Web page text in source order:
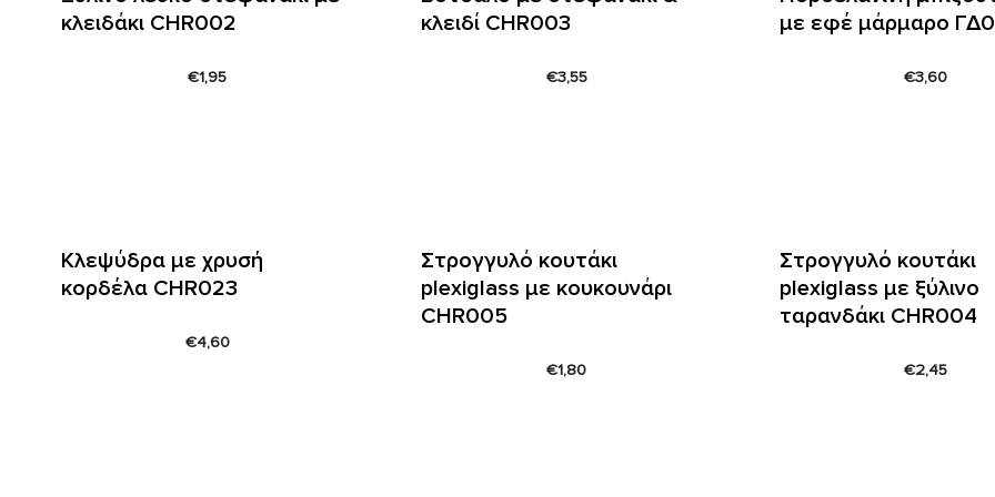
κλειδάκι CHR002
€1,95
κλειδί CHR003
€3,55
με εφέ μάρμαρο
€3,60
Κλεψύδρα με χρυσή
κορδέλα CHR023
€4,60
Στρογγυλό κουτάκι
plexiglass με κουκουνάρι
CHR005
€1,80
Στρογγυλό κουτάκι
plexiglass με ξύλινο
ταρανδάκι CHR004
€2,45